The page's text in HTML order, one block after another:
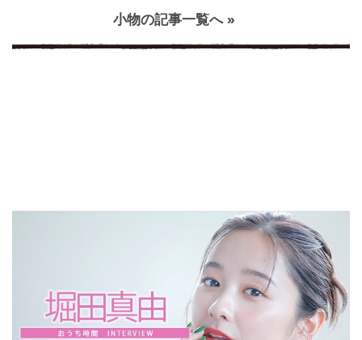
小物の記事一覧へ »